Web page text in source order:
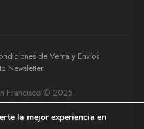
de Venta y Envíos
Newsletter
Francisco © 2025.
la mejor experiencia en